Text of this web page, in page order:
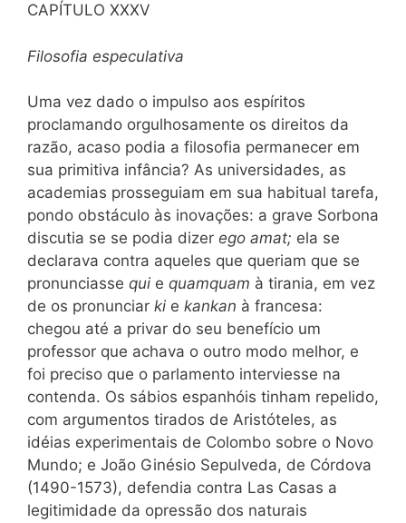
CAPÍTULO XXXV
Filosofia especulativa
Uma vez dado o impulso aos espíritos
proclamando orgulhosamente os direitos da
razão, acaso podia a filosofia permanecer em
sua primitiva infância? As universidades, as
academias prosseguiam em sua habitual tarefa,
pondo obstáculo às inovações: a grave Sorbona
discutia se se podia dizer ego amat; ela se
declarava contra aqueles que queriam que se
pronunciasse qui e quamquam à tirania, em vez
de os pronunciar ki e kankan à francesa:
chegou até a privar do seu benefício um
professor que achava o outro modo melhor, e
foi preciso que o parlamento interviesse na
contenda. Os sábios espanhóis tinham repelido,
com argumentos tirados de Aristóteles, as
idéias experimentais de Colombo sobre o Novo
Mundo; e João Ginésio Sepulveda, de Córdova
(1490-1573), defendia contra Las Casas a
legitimidade da opressão dos naturais